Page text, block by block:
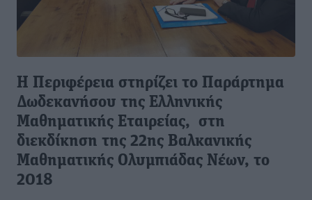
Η Περιφέρεια στηρίζει το Παράρτημα
Δωδεκανήσου της Ελληνικής
Μαθηματικής Εταιρείας, στη
διεκδίκηση της 22ης Βαλκανικής
Μαθηματικής Ολυμπιάδας Νέων, το
2018